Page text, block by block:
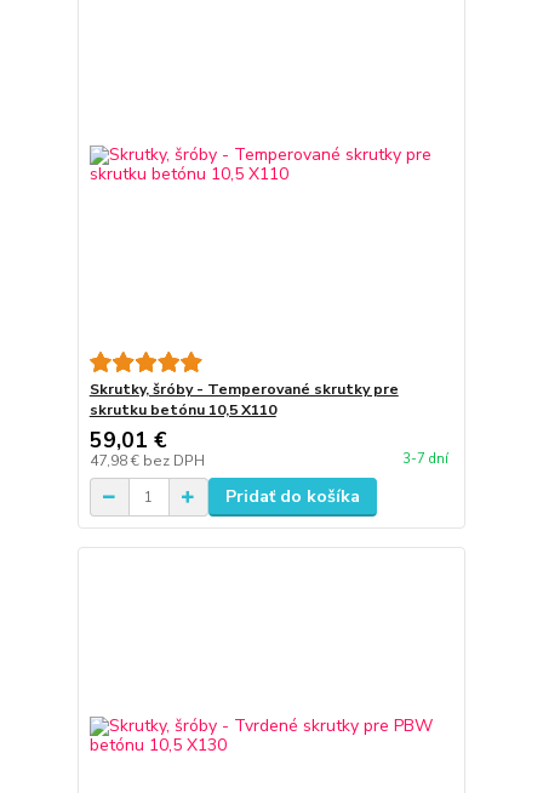
Skrutky, šróby - Temperované skrutky pre
skrutku betónu 10,5 X110
59,01 €
47,98 € bez DPH 3-7 dní
Pridať do košíka